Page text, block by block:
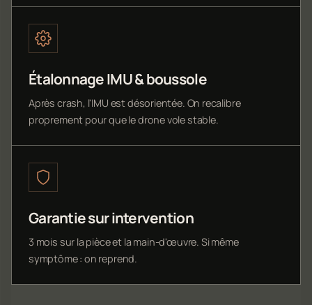
Étalonnage IMU & boussole
Après crash, l'IMU est désorientée. On recalibre
proprement pour que le drone vole stable.
Garantie sur intervention
3 mois sur la pièce et la main-d'œuvre. Si même
symptôme : on reprend.